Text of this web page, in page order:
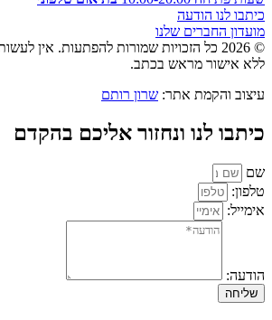
כיתבו לנו הודעה
מועדון החברים שלנו
© 2026 כל הזכויות שמורות להפתעות. אין
ללא אישור מראש בכתב.
עיצוב והקמת אתר: שרון רותם
כיתבו לנו ונחזור אליכם בהקדם
שם
טלפון:
אימייל:
הודעה:
שליחה